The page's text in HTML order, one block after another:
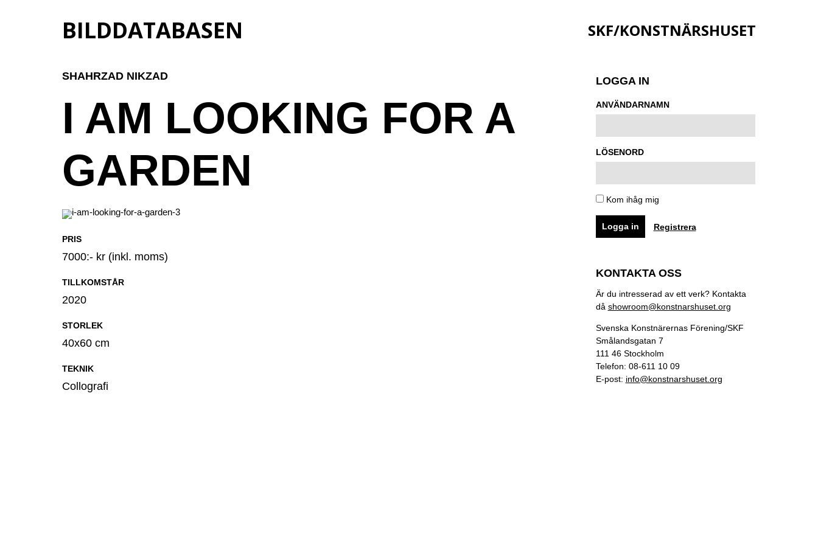
BILDDATABASEN SKF/KONSTNÄRSHUSET
SHAHRZAD NIKZAD
I AM LOOKING FOR A
GARDEN
PRIS
7000:- kr (inkl. moms)
TILLKOMSTÅR
2020
STORLEK
40x60 cm
TEKNIK
Collografi
LOGGA IN
ANVÄNDARNAMN
LÖSENORD
Kom ihåg mig
Registrera
KONTAKTA OSS
Är du intresserad av ett verk? Kontakta
då showroom@konstnarshuset.org
Svenska Konstnärernas Förening/SKF
Smålandsgatan 7
111 46 Stockholm
Telefon: 08-611 10 09
E-post: info@konstnarshuset.org